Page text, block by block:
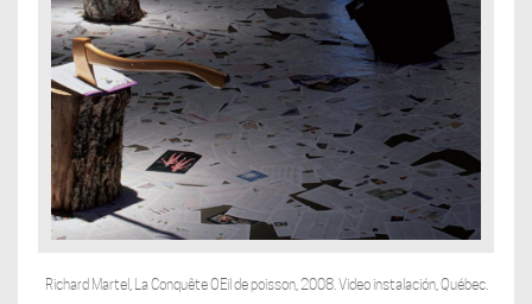
Richard Martel, La Conquête OEil de poisson, 2008. Video instalación, Québec.